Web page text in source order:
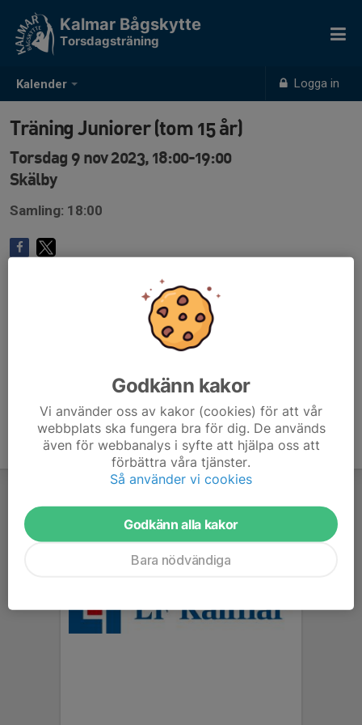
Kalender Logga in
Kalmar Bågskytte
Torsdagsträning
Träning Juniorer (tom 15 år)
Torsdag 9 nov 2023, 18:00-19:00
Skälby
Samling: 18:00
Godkänn kakor
Vi använder oss av kakor (cookies) för att vår
webbplats ska fungera bra för dig. De används
även för webbanalys i syfte att hjälpa oss att
förbättra våra tjänster.
Så använder vi cookies
Godkänn alla kakor
Bara nödvändiga